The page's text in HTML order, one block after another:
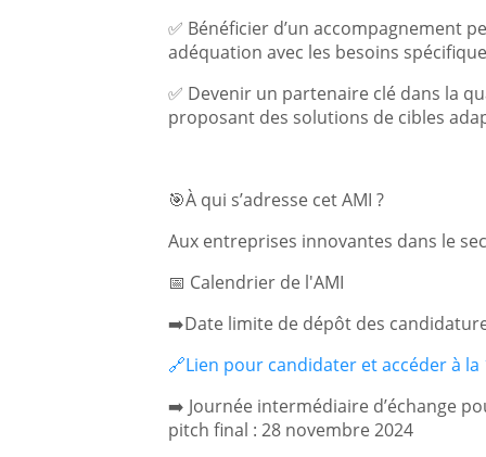
✅ Bénéficier d’un accompagnement
adéquation avec les besoins
✅ Devenir un partenaire clé dans la
proposant des solutions de cibles
🎯À qui s’adresse cet AMI ?
Aux entreprises innovantes dans le
📅 Calendrier de l'AMI
➡️Date limite de dépôt des
🔗Lien pour candidater et accéder à
➡️ Journée intermédiaire d’échange
pitch final : 28 novembre 2024